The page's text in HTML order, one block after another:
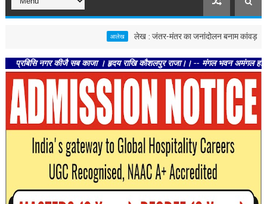
लेख : जंतर-मंतर का जनांदोलन बनाम कांवड़ यात्रा
नगर कीजै सब काजा । हृदय राखि कौशलपुर राजा।। -- मंगल भवन अमंगल हारी। द्रवहु